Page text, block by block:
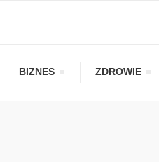
BIZNES ZDROWIE